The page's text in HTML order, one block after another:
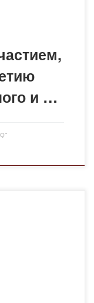
и …